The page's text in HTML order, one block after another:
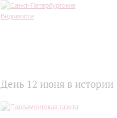
День 12 июня в истории